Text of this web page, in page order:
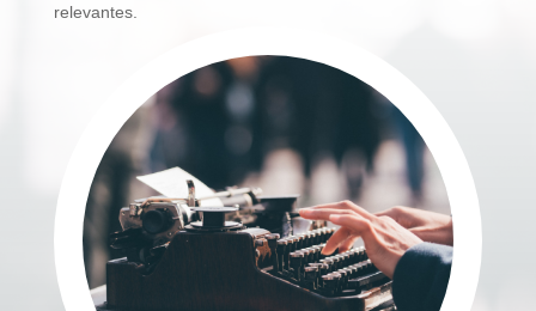
relevantes.